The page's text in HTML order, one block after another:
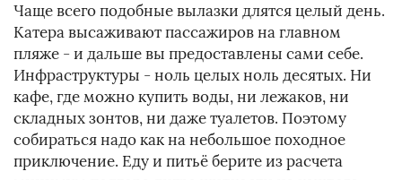
Чаще всего подобные вылазки длятся целый день.
Катера высаживают пассажиров на главном
пляже - и дальше вы предоставлены сами себе.
Инфраструктуры - ноль целых ноль десятых. Ни
кафе, где можно купить воды, ни лежаков, ни
складных зонтов, ни даже туалетов. Поэтому
собираться надо как на небольшое походное
приключение. Еду и питьё берите из расчета